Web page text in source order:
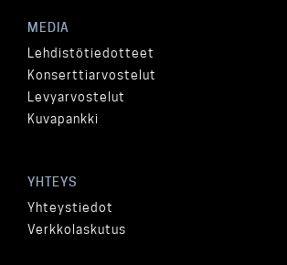
MEDIA
Lehdistötiedotteet
Konserttiarvostelut
Levyarvostelut
Kuvapankki
YHTEYS
Yhteystiedot
Verkkolaskutus